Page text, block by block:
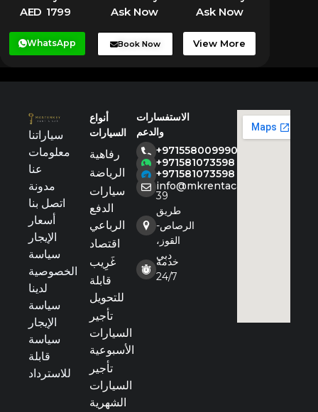
AED 1799 Ask Now Ask Now
WhatsApp Book Now View More
سياراتنا
معلومات
عنا
مدونة
اتصل بنا
أسعار
الإيجار
سياسة
الخصوصية
لدينا
سياسة
الإيجار
سياسة
قابلة
للاسترداد
أنواع
السيارات
رفاهية
الرياضة
سيارات
الدفع
الرباعي
اقتصاد
غَرِيب
قابلة
للتحويل
تأجير
السيارات
الأسبوعية
تأجير
السيارات
الشهرية
الاستفسارات
والدعم
+971558009990
+971581073598
+971581073598
info@mkrentacar.com
39
طريق
الرصاص-
القوز،
دبي
خدمة
24/7